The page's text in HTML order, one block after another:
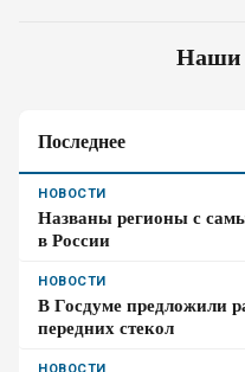
Наши
Последнее
НОВОСТИ
Названы регионы с
в России
НОВОСТИ
В Госдуме предложили
передних стекол